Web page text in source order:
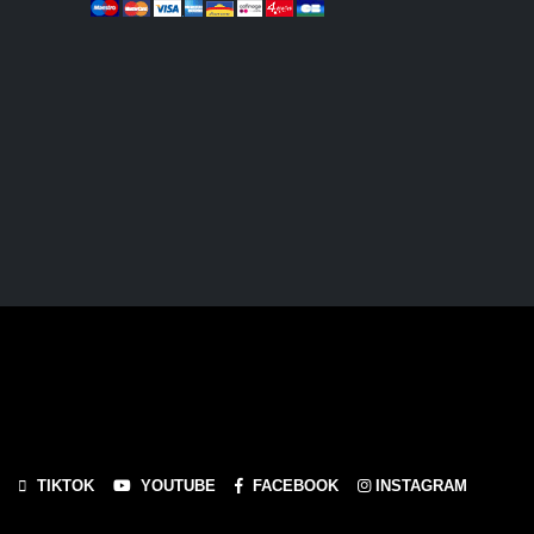
TIKTOK YOUTUBE FACEBOOK INSTAGRAM